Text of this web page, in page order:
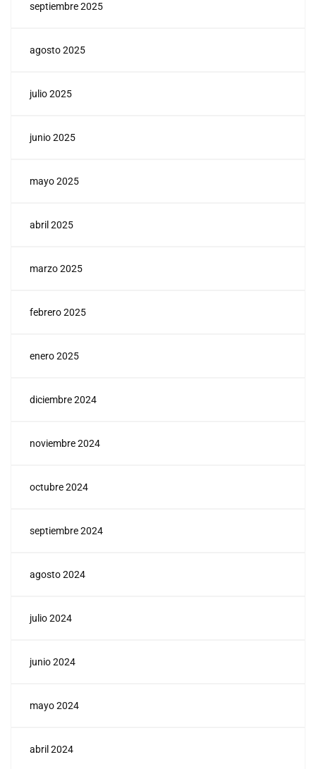
septiembre 2025
agosto 2025
julio 2025
junio 2025
mayo 2025
abril 2025
marzo 2025
febrero 2025
enero 2025
diciembre 2024
noviembre 2024
octubre 2024
septiembre 2024
agosto 2024
julio 2024
junio 2024
mayo 2024
abril 2024